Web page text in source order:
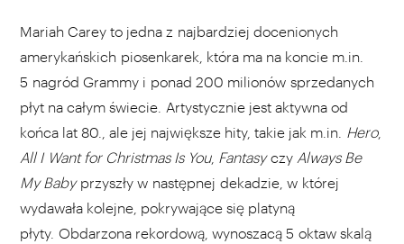
Mariah Carey to jedna z najbardziej docenionych
amerykańskich piosenkarek, która ma na koncie m.in.
5 nagród Grammy i ponad 200 milionów sprzedanych
płyt na całym świecie. Artystycznie jest aktywna od
końca lat 80., ale jej największe hity, takie jak m.in. Hero,
All I Want for Christmas Is You, Fantasyczy Always Be
My Baby przyszły w następnej dekadzie, w której
wydawała kolejne, pokrywające się platyną
płyty. Obdarzona rekordową, wynoszacą 5 oktaw skalą